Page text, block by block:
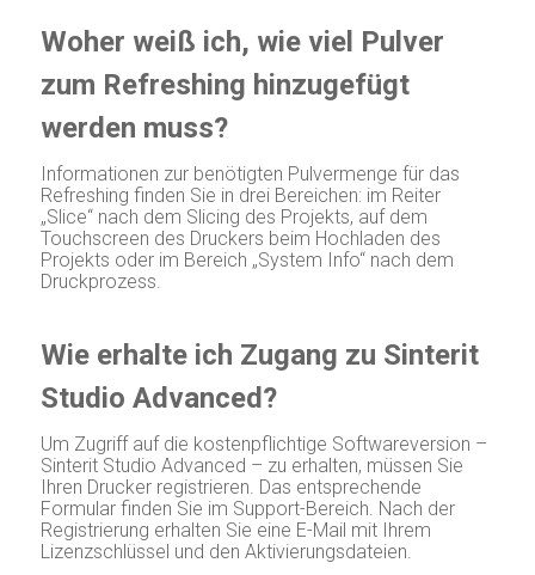
Woher weiß ich, wie viel Pulver
zum Refreshing hinzugefügt
werden muss?
Informationen zur benötigten Pulvermenge für das
Refreshing finden Sie in drei Bereichen: im Reiter
„Slice“ nach dem Slicing des Projekts, auf dem
Touchscreen des Druckers beim Hochladen des
Projekts oder im Bereich „System Info“ nach dem
Druckprozess.
Wie erhalte ich Zugang zu Sinterit
Studio Advanced?
Um Zugriff auf die kostenpflichtige Softwareversion –
Sinterit Studio Advanced – zu erhalten, müssen Sie
Ihren Drucker registrieren. Das entsprechende
Formular finden Sie im Support-Bereich. Nach der
Registrierung erhalten Sie eine E-Mail mit Ihrem
Lizenzschlüssel und den Aktivierungsdateien.